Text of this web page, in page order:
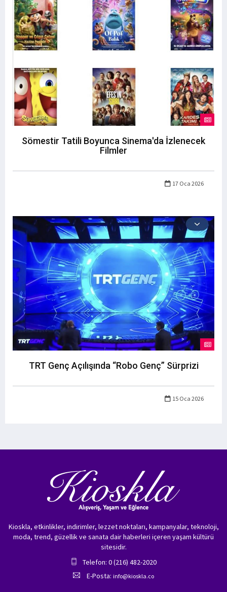
Sömestir Tatili Boyunca Sinema'da İzlenecek
Filmler
17 Oca 2026
TRT Genç Açılışında “Robo Genç” Sürprizi
15 Oca 2026
Kioskla, etkinlikler, indirimler, lezzet noktaları, kampanyalar, teknoloji,
moda, trend, güzellik ve sanata dair haberleri içeren yaşam kültürü
sitesidir.
Telefon: 0 (216) 482-2020
E-Posta: info@kioskla.co